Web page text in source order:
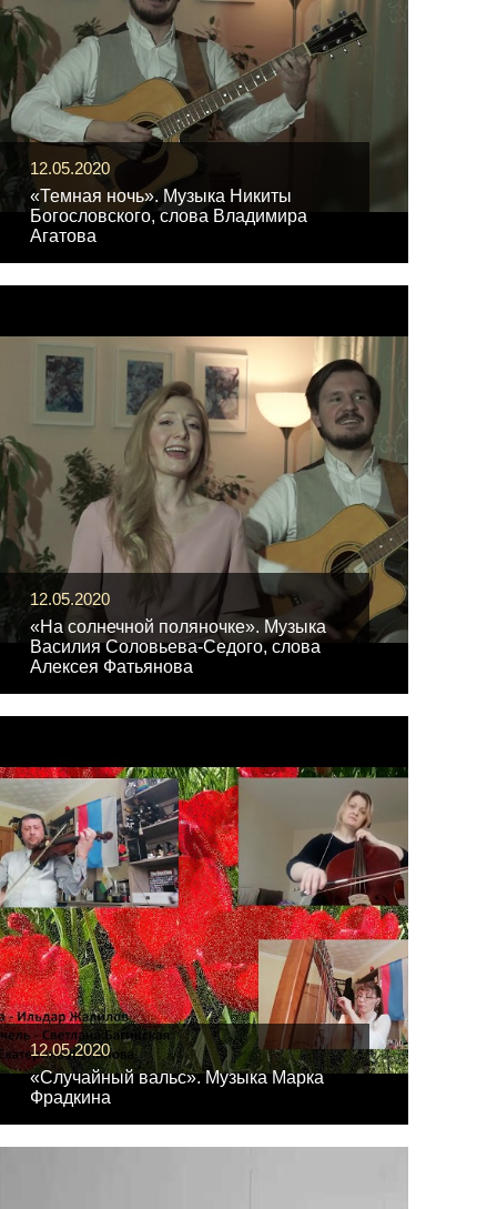
12.05.2020
«Темная ночь». Музыка Никиты
Богословского, слова Владимира
Агатова
12.05.2020
«На солнечной поляночке». Музыка
Василия Соловьева-Седого, слова
Алексея Фатьянова
12.05.2020
«Случайный вальс». Музыка Марка
Фрадкина